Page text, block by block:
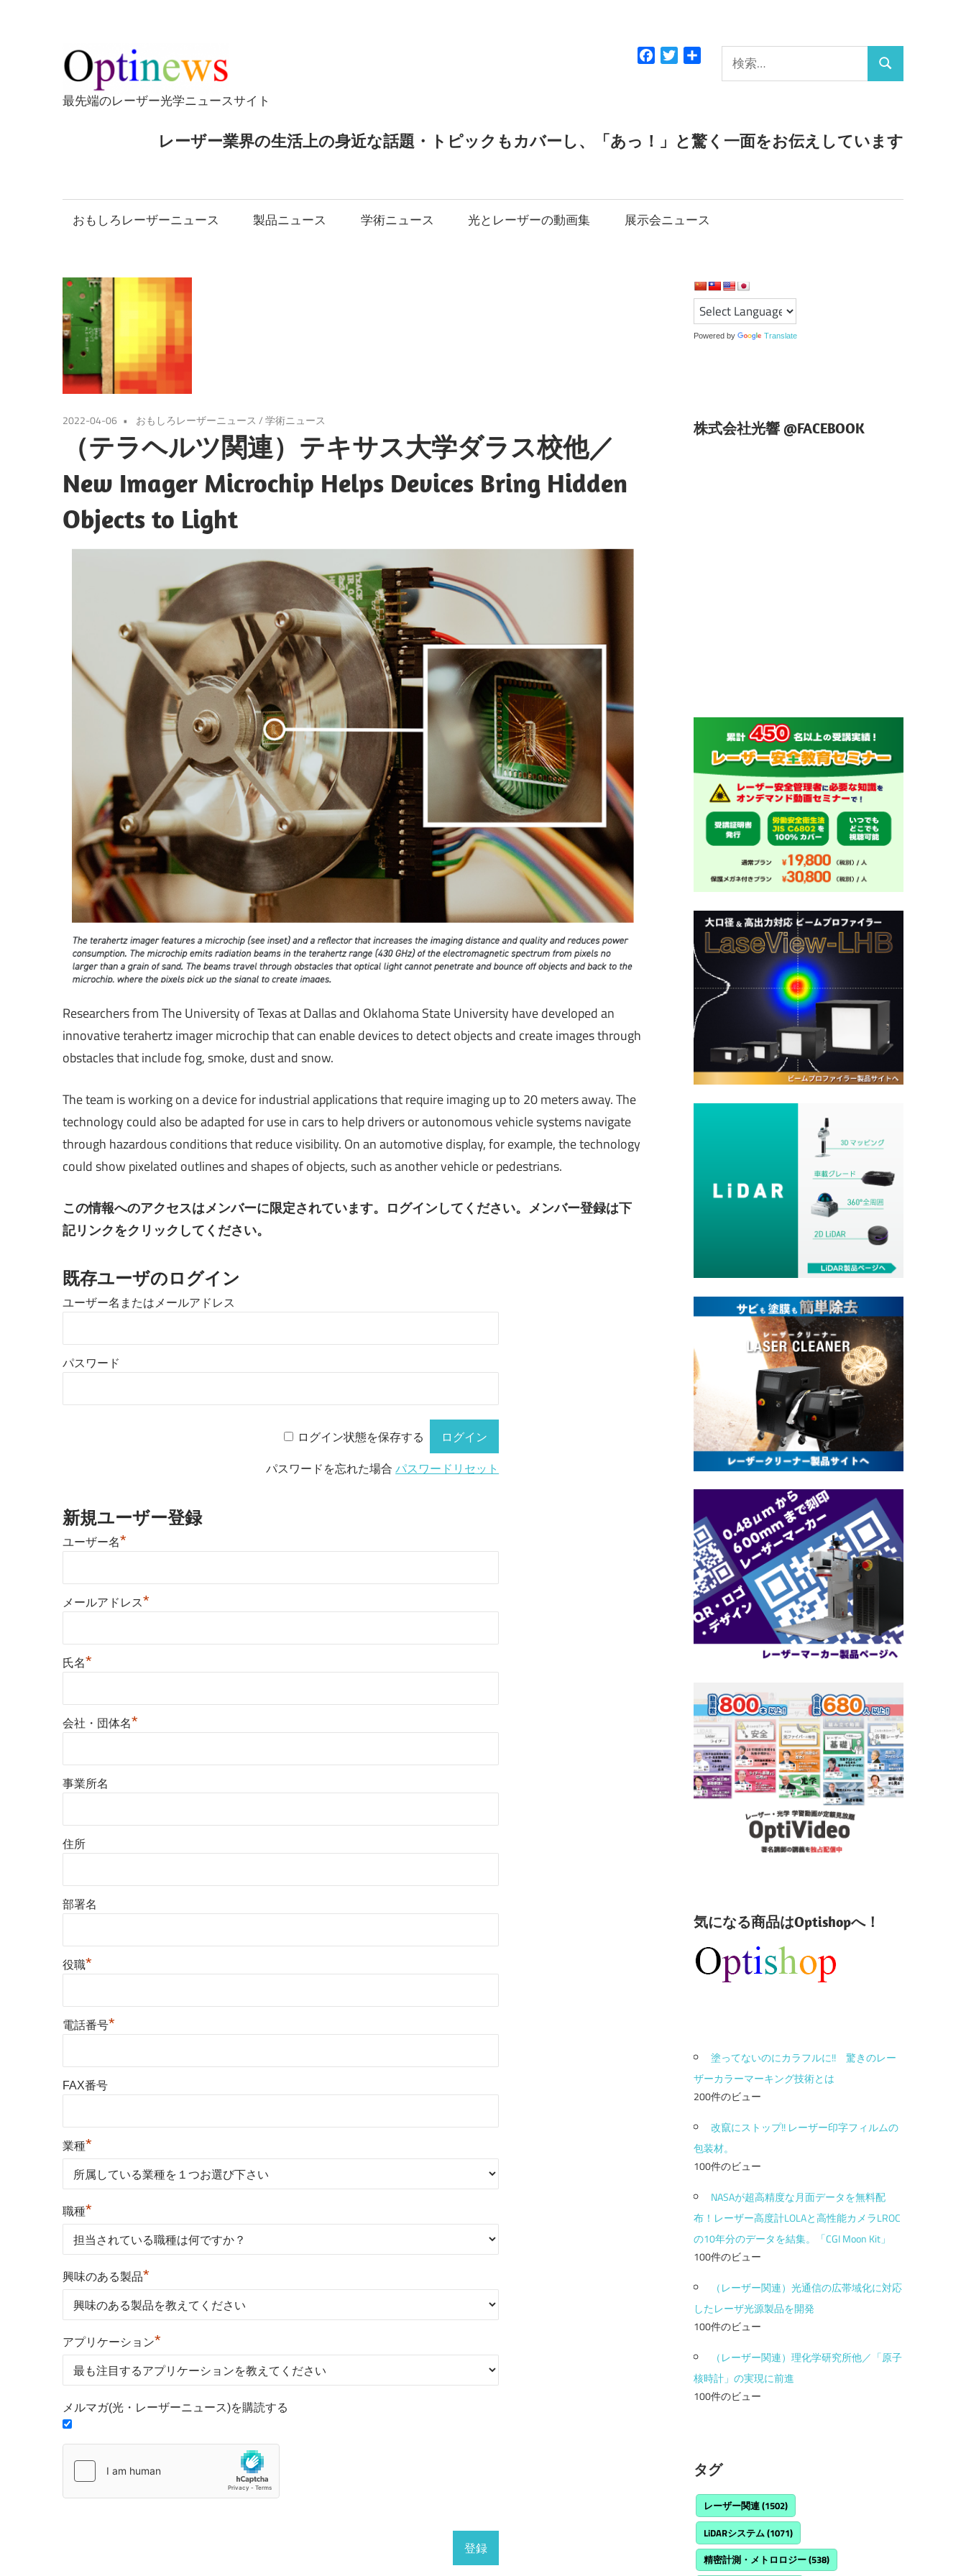
テ
ン
ツ
プ
最先端のレーザー光学ニュースサイト
索:
検
Facebook
Twitter
レーザー業界の生活上の身近な話題・トピックもカバーし、「あっ！」と驚く一面をお伝えしています
おもしろレーザーニュース 製品ニュース 学術ニュース 光とレーザーの動画集 展示会ニュース
2022-04-06 おもしろレーザーニュース /学術ニュース
（テラヘルツ関連）テキサス大学ダラス校他／
New Imager Microchip Helps Devices Bring Hidden
Objects to Light
Researchers from The University of Texas at Dallas and Oklahoma State University have developed an
innovative terahertz imager microchip that can enable devices to detect objects and create images through
obstacles that include fog, smoke, dust and snow.
The team is working on a device for industrial applications that require imaging up to 20 meters away. The
technology could also be adapted for use in cars to help drivers or autonomous vehicle systems navigate
through hazardous conditions that reduce visibility. On an automotive display, for example, the technology
could show pixelated outlines and shapes of objects, such as another vehicle or pedestrians.
この情報へのアクセスはメンバーに限定されています。ログインしてください。メンバー登録は下
記リンクをクリックしてください。
既存ユーザのログイン
ユーザー名またはメールアドレス
パスワード
ログイン状態を保存する
パスワードを忘れた場合パスワードリセット
新規ユーザー登録
ユーザー名*
メールアドレス*
氏名*
会社・団体名*
事業所名
住所
部署名
役職*
電話番号*
FAX番号
業種*
職種*
興味のある製品*
アプリケーション*
メルマガ(光・レーザーニュース)を購読する
Powered by Translate
株式会社光響 @FACEBOOK
気になる商品はOptishopへ！
塗ってないのにカラフルに!! 驚きのレー
ザーカラーマーキング技術とは
200件のビュー
改竄にストップ!! レーザー印字フィルムの
包装材。
100件のビュー
NASAが超高精度な月面データを無料配
布！レーザー高度計LOLAと高性能カメラLROC
の10年分のデータを結集。「CGI Moon Kit」
100件のビュー
（レーザー関連）光通信の広帯域化に対応
したレーザ光源製品を開発
100件のビュー
（レーザー関連）理化学研究所他／「原子
核時計」の実現に前進
100件のビュー
タグ
レーザー関連(1502)
LiDARシステム(1071)
精密計測・メトロロジー(538)